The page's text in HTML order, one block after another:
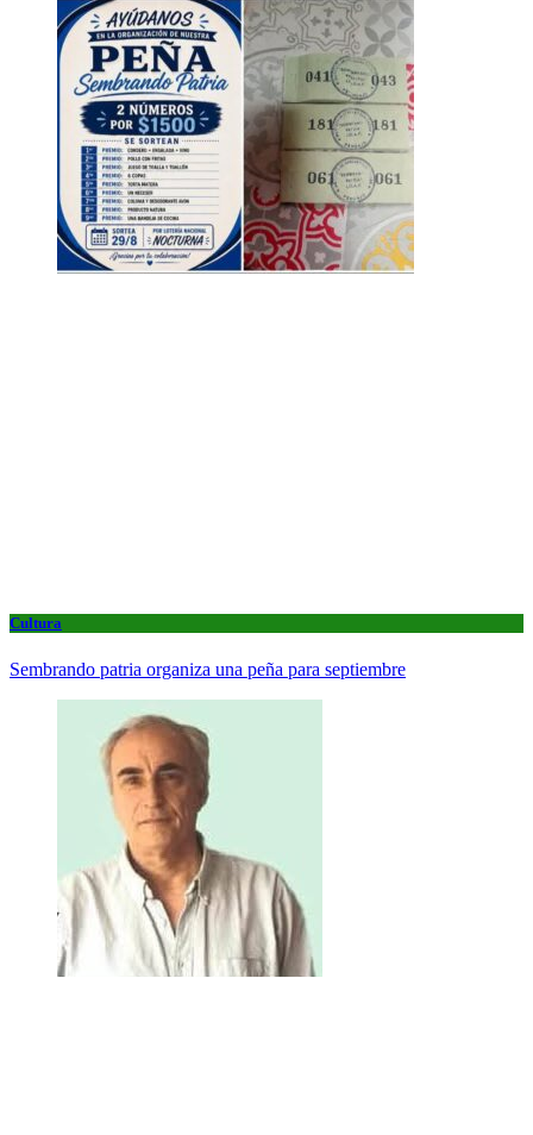
Cultura
Sembrando patria organiza una peña para septiembre